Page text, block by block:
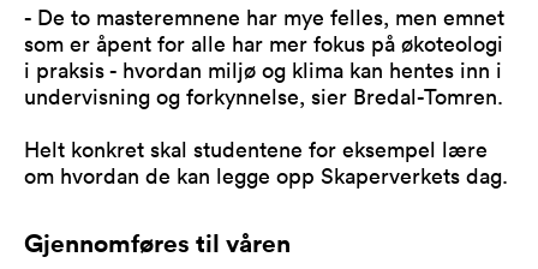
- De to masteremnene har mye felles, men emnet
som er åpent for alle har mer fokus på økoteologi
i praksis - hvordan miljø og klima kan hentes inn i
undervisning og forkynnelse, sier Bredal-Tomren.
Helt konkret skal studentene for eksempel lære
om hvordan de kan legge opp Skaperverkets dag.
Gjennomføres til våren